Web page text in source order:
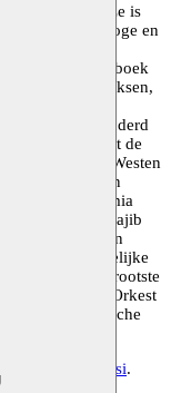
in Rabat. Ze is
sociologe en
in de
Haar boek
tussen de seksen,
van de
een van de honderd
oeuvre verkent de
tussen het Westen
gaan
, Soumia
en auteur) en Najib
de Rabat) in
de maatschappelijke
Marokko’s grootste
Andalusisch Orkest
Andalusische
Fatima Mernissi.